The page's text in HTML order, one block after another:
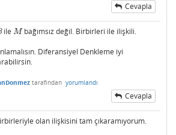
Cevapla
ileM
M bağımsız değil. Birbirleri ile ilişkili.
Diferansiyel Denkleme iyi
tarafından yorumlandı
Cevapla
olan ilişkisini tam çıkaramıyorum.